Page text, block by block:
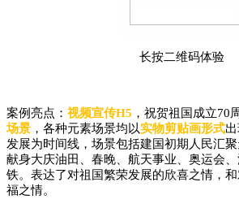
长按二维码体验
案例亮点： 视频宣传H5 ，祝贺祖国成立70
场景 ，各种元素场景均以实物剪贴画形式
发展为时间线，场景包括建国初期人民汇
献身大庆油田、春晚、航天事业、奥运会
铁。表达了对祖国繁荣发展的欣喜之情，
福之情。